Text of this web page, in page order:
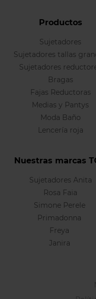
Productos
Sujetadores
Sujetadores tallas
Sujetadores
Bragas
Fajas Reductoras
Medias y Pantys
Moda Baño
Lencería roja
Nuestras marcas
Sujetadores Anita
Rosa Faia
Simone Perele
Primadonna
Freya
Janira